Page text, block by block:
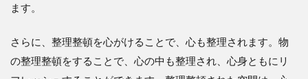
ます。
さらに、整理整頓を心がけることで、心も整理されます。物
の整理整頓をすることで、心の中も整理され、心身ともにリ